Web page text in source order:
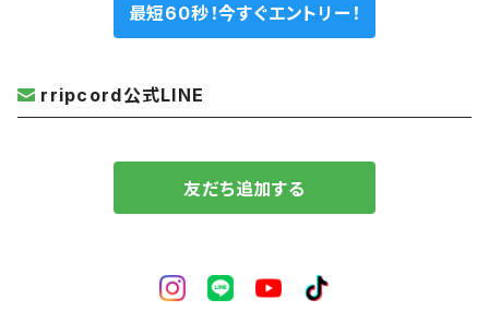
最短60秒！今すぐエントリー！
rripcord公式LINE
友だち追加する